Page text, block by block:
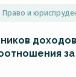
Право и